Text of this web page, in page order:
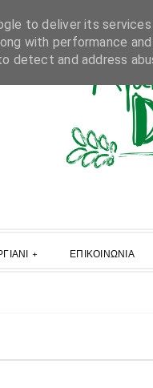
ΕΠΙΚΟΙΝΩΝΙΑ
to deliver its
with performance
detect and address